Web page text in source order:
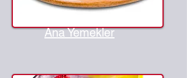
Ana Yemekler